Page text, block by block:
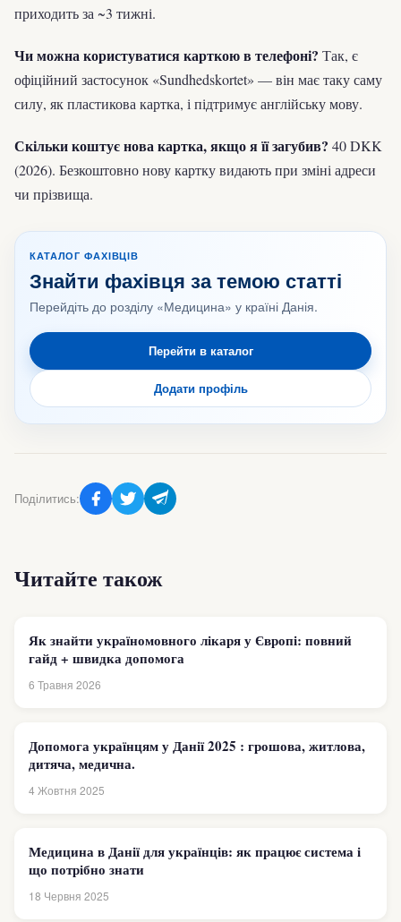
приходить за ~3 тижні.
Чи можна користуватися карткою в телефоні? Так, є
офіційний застосунок «Sundhedskortet» — він має таку саму
силу, як пластикова картка, і підтримує англійську мову.
Скільки коштує нова картка, якщо я її загубив? 40 DKK
(2026). Безкоштовно нову картку видають при зміні адреси
чи прізвища.
КАТАЛОГ ФАХІВЦІВ
Знайти фахівця за темою статті
Перейдіть до розділу «Медицина» у країні Данія.
Перейти в каталог
Додати профіль
Поділитись:
Читайте також
Як знайти україномовного лікаря у Європі: повний
гайд + швидка допомога
6 Травня 2026
Допомога українцям у Данії 2025 : грошова, житлова,
дитяча, медична.
4 Жовтня 2025
Медицина в Данії для українців: як працює система і
що потрібно знати
18 Червня 2025